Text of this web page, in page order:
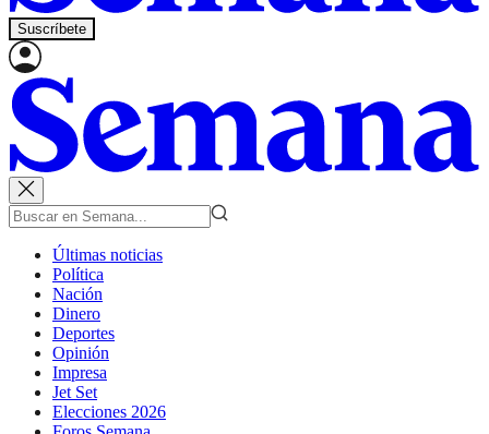
Suscríbete
Últimas noticias
Política
Nación
Dinero
Deportes
Opinión
Impresa
Jet Set
Elecciones 2026